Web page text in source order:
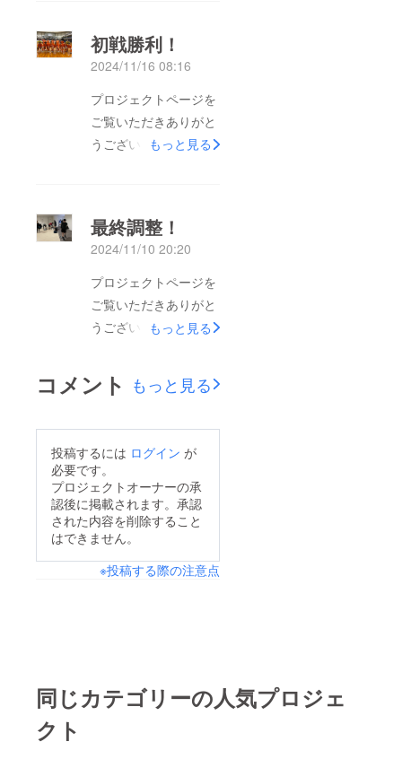
静岡県選抜 2-1 勝ち
第3試合 vs 福島県選抜
3-1 勝ちよって、Cグ
ループ1位となり、明
日の決勝ラウンド進出
14:00 明日もLIVE配
信があります。優勝目
指して頑張りますの
で、引き続き応援よろ
しくお願いいたしま
す。
初戦勝利！
2024/11/16 08:16
プロジェクトページを
ご覧いただきありがと
うございます！昨日、
れました！私たちは、
昨年の優勝チームであ
る奈良県選抜との対戦
となりましたが、接戦
の末、1-0で勝利する
さった皆様、LIVE配信
様、ご声援ありがとう
ございました！！大会
2日目の今日は、12:20
vs 静岡県選抜17:40 vs
福島県選抜と、なって
おります。明日の準決
勝に進めるよう、チー
もっと見る
最終調整！
2024/11/10 20:20
プロジェクトページを
ご覧いただきありがと
うございます。先日、
前の最後の練習を行い
ました！全国大会に向
トプレーなどを中心に
確認することができま
した。いよいよ、15日
（金）に開幕となりま
YouTube「トリムチャ
をリアルタイムにてご
視聴ください！応援、
もっと見る
コメント もっと見る
投稿するには ログイン が
必要です。
プロジェクトオーナーの承
認後に掲載されます。承認
された内容を削除すること
はできません。
※投稿する際の注意点
同じカテゴリーの人気プロジェ
クト